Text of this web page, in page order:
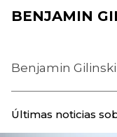
BENJAMIN
Benjamin Gilinski
Últimas noticias